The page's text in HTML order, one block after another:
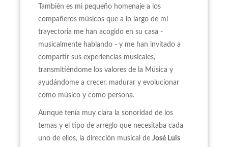
También es mi pequeño homenaje a los
compañeros músicos que a lo largo de mi
trayectoria me han acogido en su casa -
musicalmente hablando - y me han invitado a
compartir sus experiencias musicales,
transmitiéndome los valores de la Música y
ayudándome a crecer, madurar y evolucionar
como músico y como persona.
Aunque tenía muy clara la sonoridad de los
temas y el tipo de arreglo que necesitaba cada
uno de ellos, la dirección musical de José Luis